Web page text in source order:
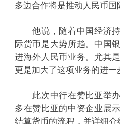
多边合作将是推动人民币国
他说，随着中国经济持
际货币是大势所趋。中国
进海外人民币业务。尤其
更是加大了这项业务的进一
此次中行在赞比亚举办
多在赞比亚的中资企业展
结算货币的流程，并详细介